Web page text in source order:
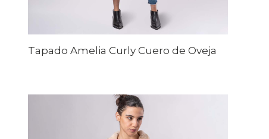
Tapado Amelia Curly Cuero de Oveja